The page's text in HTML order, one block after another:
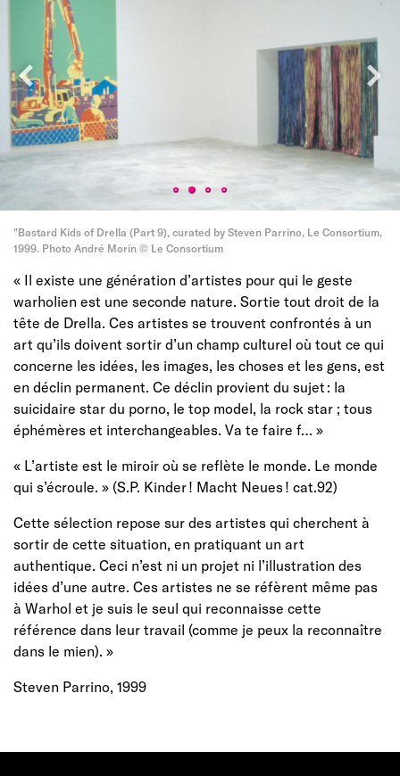
"Bastard Kids of Drella (Part 9), curated by Steven Parrino, Le Consortium,
1999. Photo André Morin © Le Consortium
« Il existe une génération d’artistes pour qui le geste
warholien est une seconde nature. Sortie tout droit de la
tête de Drella. Ces artistes se trouvent confrontés à un
art qu’ils doivent sortir d’un champ culturel où tout ce qui
concerne les idées, les images, les choses et les gens, est
en déclin permanent. Ce déclin provient du sujet : la
suicidaire star du porno, le top model, la rock star ; tous
éphémères et interchangeables. Va te faire f… »
« L’artiste est le miroir où se reflète le monde. Le monde
qui s’écroule. » (S.P. Kinder ! Macht Neues ! cat.92)
Cette sélection repose sur des artistes qui cherchent à
sortir de cette situation, en pratiquant un art
authentique. Ceci n’est ni un projet ni l’illustration des
idées d’une autre. Ces artistes ne se réfèrent même pas
à Warhol et je suis le seul qui reconnaisse cette
référence dans leur travail (comme je peux la reconnaître
dans le mien). »
Steven Parrino, 1999